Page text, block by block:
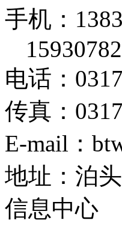
手机：
电话：
传真：
E-mail：
地址：泊
信息中心